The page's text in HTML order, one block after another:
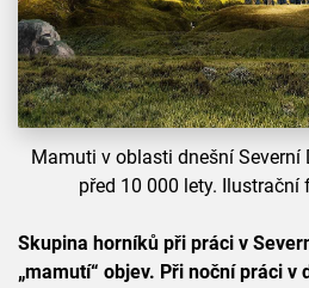
Mamuti v oblasti dnešní
před 10 000 lety. Ilustrační
Skupina horníků při práci v
„mamutí“ objev. Při noční práci v